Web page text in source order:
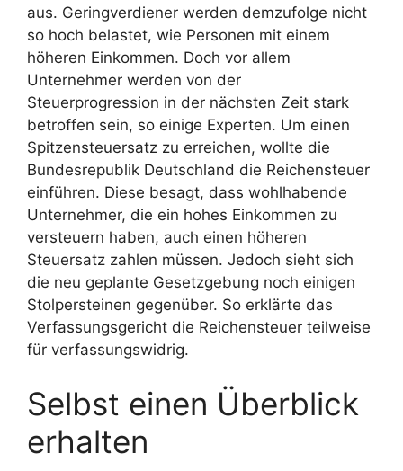
aus. Geringverdiener werden demzufolge nicht
so hoch belastet, wie Personen mit einem
höheren Einkommen. Doch vor allem
Unternehmer werden von der
Steuerprogression in der nächsten Zeit stark
betroffen sein, so einige Experten. Um einen
Spitzensteuersatz zu erreichen, wollte die
Bundesrepublik Deutschland die Reichensteuer
einführen. Diese besagt, dass wohlhabende
Unternehmer, die ein hohes Einkommen zu
versteuern haben, auch einen höheren
Steuersatz zahlen müssen. Jedoch sieht sich
die neu geplante Gesetzgebung noch einigen
Stolpersteinen gegenüber. So erklärte das
Verfassungsgericht die Reichensteuer teilweise
für verfassungswidrig.
Selbst einen Überblick
erhalten